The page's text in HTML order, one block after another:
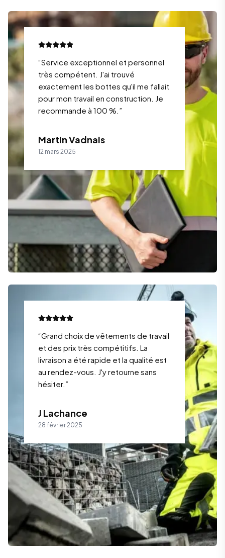
“Service exceptionnel et personnel
très compétent. J'ai trouvé
exactement les bottes qu'il me fallait
pour mon travail en construction. Je
recommande à 100 %. ”
Martin Vadnais
12 mars 2025
“Grand choix de vêtements de travail
et des prix très compétitifs. La
livraison a été rapide et la qualité est
au rendez-vous. J'y retourne sans
hésiter. ”
J Lachance
28 février 2025